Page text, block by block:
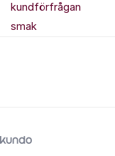
kundförfrågan
smak